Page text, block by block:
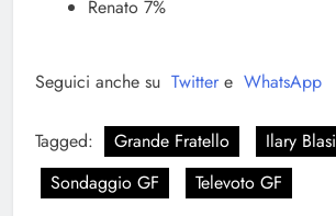
Renato 7%
Seguici anche su Twitter e WhatsApp
Tagged: Grande Fratello
Ilary Blasi
Sondaggio GF
Televoto GF